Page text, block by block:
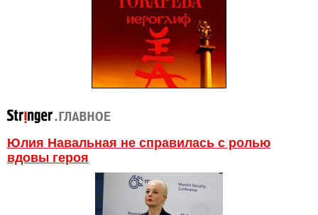
Юлия Навальная не справилась с ролью
вдовы героя